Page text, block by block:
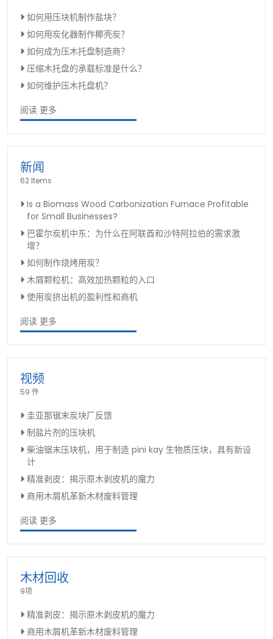
如何用压块机制作盐块？
如何用炭化器制作椰壳炭？
如何成为压木托盘制造商？
压缩木托盘的承载标准是什么？
如何维护压木托盘机？
阅读 更多
新闻
62 Items
Is a Biomass Wood Carbonization Furnace Profitable
for Small Businesses?
巴霍尔炭机中东：为什么在阿联酋和沙特阿拉伯的需求激
增？
如何制作烧烤用炭？
木屑颗粒机：高效加热颗粒的入口
使用炭挤出机的盈利性和商机
阅读 更多
视频
59 件
圭亚那锯末炭块厂反馈
制盐片剂的压块机
柴油锯末压块机，用于制造 pini kay 生物质压块，具有新设
计
精准剥皮：揭示原木剥皮机的魔力
商用木屑机革新木材废料管理
阅读 更多
木材回收
9项
精准剥皮：揭示原木剥皮机的魔力
商用木屑机革新木材废料管理